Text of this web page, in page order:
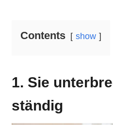
Contents show
1. Sie
ständig